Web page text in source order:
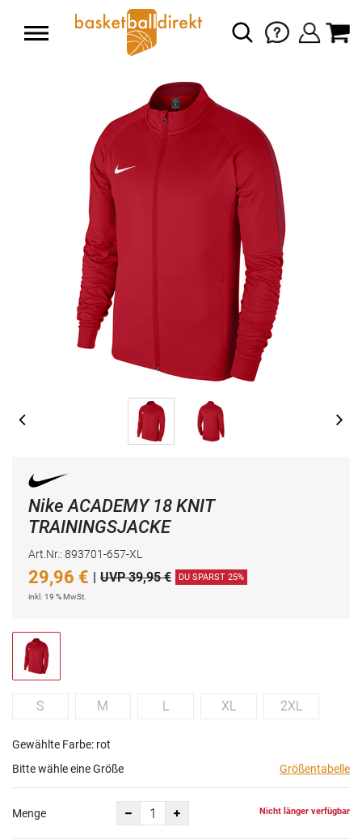
Nike ACADEMY 18 KNIT
TRAININGSJACKE
Art.Nr.: 893701-657-XL
29,96 € | UVP 39,95 € DU SPARST 25%
inkl. 19 % MwSt.
S M L XL 2XL
Gewählte Farbe: rot
Bitte wähle eine Größe
Größentabelle
Menge Nicht länger verfügbar